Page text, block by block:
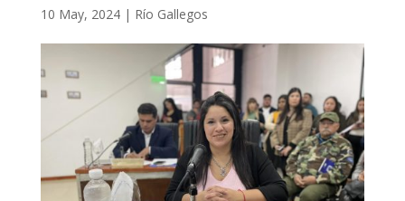
10 May, 2024| Río Gallegos